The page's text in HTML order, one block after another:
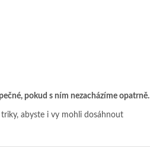
pokud s ním nezacházíme opatrně.
abyste i vy mohli dosáhnout